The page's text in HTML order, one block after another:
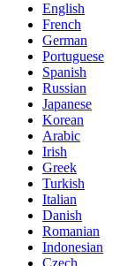
English
French
German
Portuguese
Spanish
Russian
Japanese
Korean
Arabic
Irish
Greek
Turkish
Italian
Danish
Romanian
Indonesian
Czech